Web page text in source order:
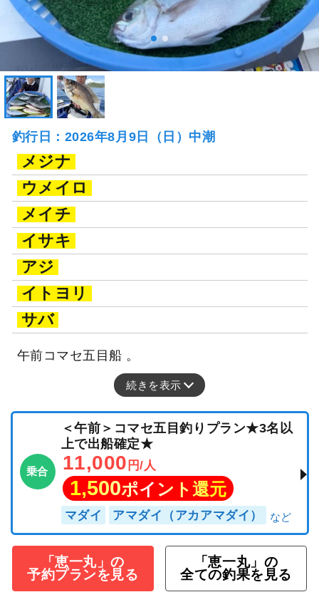
釣行日：2026年8月9日（日）中潮
メジナ
ウメイロ
メイチ
イサキ
アジ
イトヨリ
サバ
午前コマセ五目船 。
続きを表示
乗合
＜午前＞コマセ五目釣りプラン★3名以
上で出船確定★
11,000 円/人
1,500ポイント還元
マダイ アマダイ（アカアマダイ）
「恵一丸」の
予約プランを見る
「恵一丸」の
全ての釣果を見る